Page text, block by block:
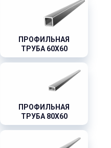
ПРОФИЛЬНАЯ
ТРУБА 60X60
ПРОФИЛЬНАЯ
ТРУБА 80X60